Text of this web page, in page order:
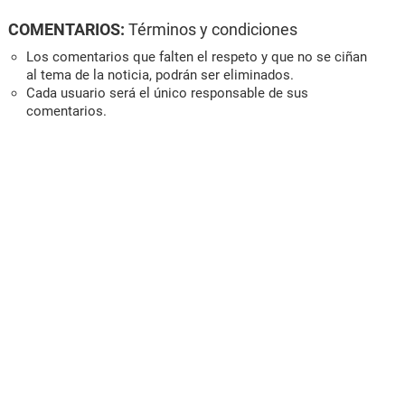
COMENTARIOS: Términos y condiciones
Los comentarios que falten el respeto y que no se ciñan
al tema de la noticia, podrán ser eliminados.
Cada usuario será el único responsable de sus
comentarios.